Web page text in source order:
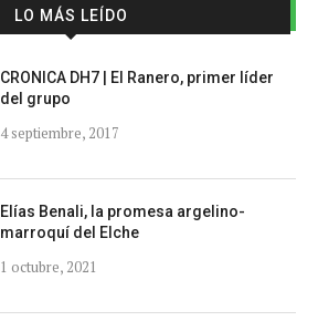
LO MÁS LEÍDO
CRONICA DH7 | El Ranero, primer líder
del grupo
4 septiembre, 2017
Elías Benali, la promesa argelino-
marroquí del Elche
1 octubre, 2021